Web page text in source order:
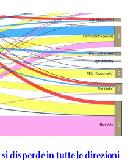
disperde in tutte le direzioni